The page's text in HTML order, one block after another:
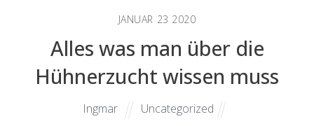
JANUAR 23 2020
Alles was man über die
Hühnerzucht wissen muss
Ingmar
Uncategorized